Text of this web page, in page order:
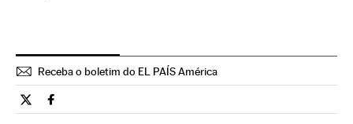
Receba o boletim do EL PAÍS América
Tecnologia El País Brasil en Twitter
Tecnologia El País Brasil en Facebook